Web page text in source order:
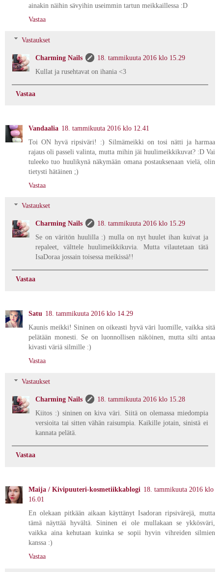
ainakin näihin sävyihin useimmin tartun meikkaillessa :D
Vastaa
Vastaukset
Charming Nails
18. tammikuuta 2016 klo 15.29
Kullat ja rusehtavat on ihania <3
Vastaa
Vandaalia 18. tammikuuta 2016 klo 12.41
Toi ON hyvä ripsiväri! :) Silmämeikki on tosi nätti ja harmaa
rajaus oli passeli valinta, mutta mihin jäi huulimeikkikuvat? :D Vai
tuleeko tuo huulikynä näkymään omana postauksenaan vielä, olin
tietysti hätäinen ;)
Vastaa
Vastaukset
Charming Nails
18. tammikuuta 2016 klo 15.29
Se on väritön huulilla :) mulla on nyt huulet ihan kuivat ja
repaleet, välttele huulimeikkikuvia. Mutta vilautetaan tätä
IsaDoraa jossain toisessa meikissä!!
Vastaa
Satu 18. tammikuuta 2016 klo 14.29
Kaunis meikki! Sininen on oikeasti hyvä väri luomille, vaikka sitä
pelätään monesti. Se on luonnollisen näköinen, mutta silti antaa
kivasti väriä silmille :)
Vastaa
Vastaukset
Charming Nails
18. tammikuuta 2016 klo 15.28
Kiitos :) sininen on kiva väri. Siitä on olemassa miedompia
versioita tai sitten vähän raisumpia. Kaikille jotain, sinistä ei
kannata pelätä.
Vastaa
Maija / Kivipuuteri-kosmetiikkablogi 18. tammikuuta 2016 klo
16.01
En olekaan pitkään aikaan käyttänyt Isadoran ripsivärejä, mutta
tämä näyttää hyvältä. Sininen ei ole mullakaan se ykkösväri,
vaikka aina kehutaan kuinka se sopii hyvin vihreiden silmien
kanssa :)
Vastaa